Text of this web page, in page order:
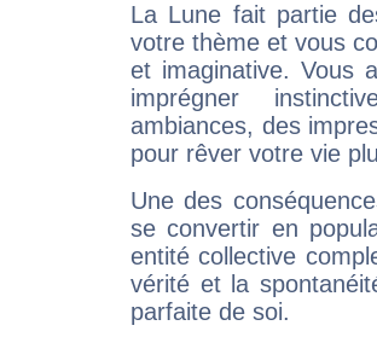
La Lune fait partie
votre thème et vous
et imaginative. Vous
imprégner
ambiances, des
pour rêver votre vie
Une des
se convertir en
entité collective
vérité et la
parfaite de soi.